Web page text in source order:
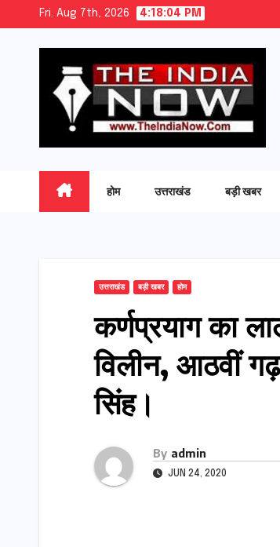
Fri. Aug 7th, 2026 4:18:05 PM
होम उत्तराखंड बड़ी खबर
उत्तराखंड बड़ी खबर होम
कर्णप्रयाग का
विलीन, आठवीं
सिंह।
By admin
JUN 24, 2020